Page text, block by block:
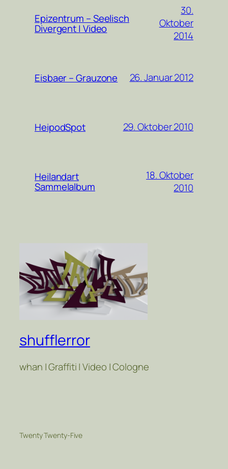
Epizentrum – Seelisch
Divergent | Video
30.
Oktober
2014
Eisbaer – Grauzone 26. Januar 2012
HeipodSpot 29. Oktober 2010
Heilandart
Sammelalbum
18. Oktober
2010
shufflerror
whan | Graffiti | Video | Cologne
Twenty Twenty-Five